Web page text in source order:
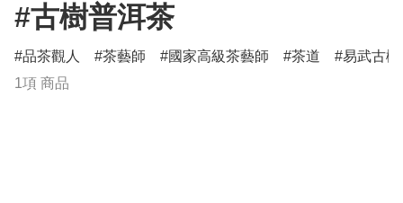
#古樹普洱茶
品茶觀人 茶藝師 國家高級茶藝師 茶道
易武古樹
1項 商品